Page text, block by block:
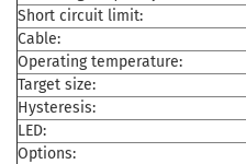
Short circuit limit:
Cable:
Operating temperature:
Target size:
Hysteresis:
LED:
Options: